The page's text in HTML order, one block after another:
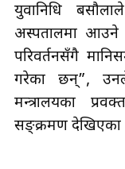
युवानिधि
अस्पतालमा आउने
परिवर्तनसँगै
गरेका छन्”,
मन्त्रालयका
सङ्क्रमण देखिएका